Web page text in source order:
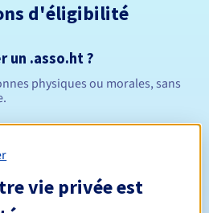
d'éligibilité
un .asso.ht ?
physiques ou morales, sans
vie privée est